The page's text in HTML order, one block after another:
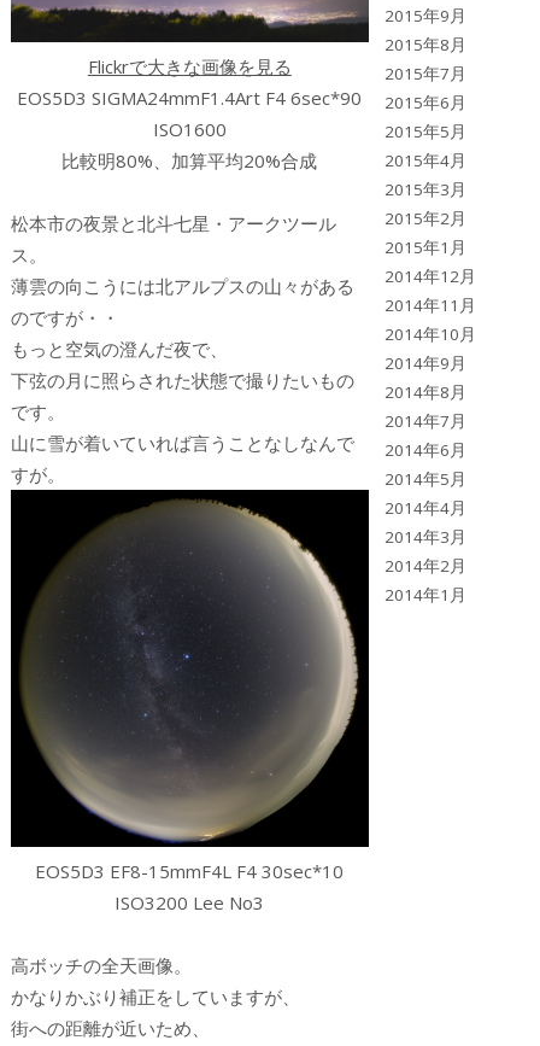
Flickrで大きな画像を見る
EOS5D3 SIGMA24mmF1.4Art F4 6sec*90
ISO1600
比較明80%、加算平均20%合成
松本市の夜景と北斗七星・アークツール
ス。
薄雲の向こうには北アルプスの山々がある
のですが・・
もっと空気の澄んだ夜で、
下弦の月に照らされた状態で撮りたいもの
です。
山に雪が着いていれば言うことなしなんで
すが。
EOS5D3 EF8-15mmF4L F4 30sec*10
ISO3200 Lee No3
高ボッチの全天画像。
かなりかぶり補正をしていますが、
街への距離が近いため、
2015年9月
2015年8月
2015年7月
2015年6月
2015年5月
2015年4月
2015年3月
2015年2月
2015年1月
2014年12月
2014年11月
2014年10月
2014年9月
2014年8月
2014年7月
2014年6月
2014年5月
2014年4月
2014年3月
2014年2月
2014年1月